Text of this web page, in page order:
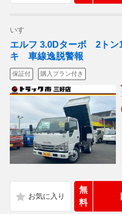
いすゞ
エルフ 3.0Dターボ 2トン
キ 車線逸脱警報
保証付 購入プラン付き
無
料